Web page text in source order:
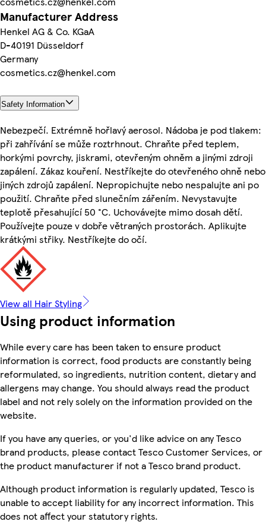
Manufacturer Address
Henkel AG & Co. KGaA
D-40191 Düsseldorf
Germany
cosmetics.cz@henkel.com
Safety Information
Nebezpečí. Extrémně hořlavý aerosol. Nádoba je pod tlakem:
při zahřívání se může roztrhnout. Chraňte před teplem,
horkými povrchy, jiskrami, otevřeným ohněm a jinými zdroji
zapálení. Zákaz kouření. Nestříkejte do otevřeného ohně nebo
jiných zdrojů zapálení. Nepropichujte nebo nespalujte ani po
použití. Chraňte před slunečním zářením. Nevystavujte
teplotě přesahující 50 °C. Uchovávejte mimo dosah dětí.
Používejte pouze v dobře větraných prostorách. Aplikujte
krátkými střiky. Nestříkejte do očí.
View all Hair Styling
Using product information
While every care has been taken to ensure product
information is correct, food products are constantly being
reformulated, so ingredients, nutrition content, dietary and
allergens may change. You should always read the product
label and not rely solely on the information provided on the
website.
If you have any queries, or you'd like advice on any Tesco
brand products, please contact Tesco Customer Services, or
the product manufacturer if not a Tesco brand product.
Although product information is regularly updated, Tesco is
unable to accept liability for any incorrect information. This
does not affect your statutory rights.